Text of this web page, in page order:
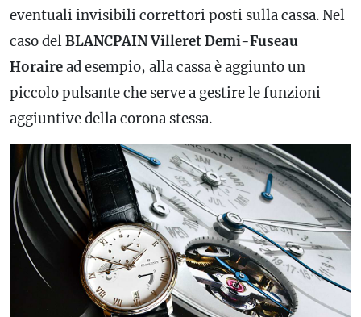
eventuali invisibili correttori posti sulla cassa. Nel
caso delBLANCPAIN Villeret Demi-Fuseau
Horairead esempio, alla cassa è aggiunto un
piccolo pulsante che serve a gestire le funzioni
aggiuntive della corona stessa.